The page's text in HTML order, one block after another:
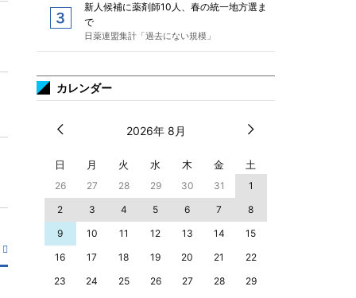
新人候補に薬剤師10人、春の統一地方選ま
で
日薬連盟集計「過去にない規模」
カレンダー
2026年 8月
日 月 火 水 木 金 土
26 27 28 29 30 31
1
2
3 4 5 6 7
8
9
10 11 12 13 14
15
16
17 18 19 20 21
22
23
24 25 26 27 28 29